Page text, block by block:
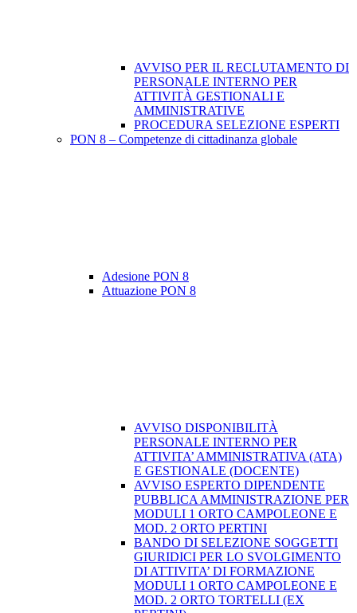
AVVISO PER IL RECLUTAMENTO DI
PERSONALE INTERNO PER
ATTIVITÀ GESTIONALI E
AMMINISTRATIVE
PROCEDURA SELEZIONE ESPERTI
PON 8 – Competenze di cittadinanza globale
Adesione PON 8
Attuazione PON 8
AVVISO DISPONIBILITÀ
PERSONALE INTERNO PER
ATTIVITA’ AMMINISTRATIVA (ATA)
E GESTIONALE (DOCENTE)
AVVISO ESPERTO DIPENDENTE
PUBBLICA AMMINISTRAZIONE PER
MODULI 1 ORTO CAMPOLEONE E
MOD. 2 ORTO PERTINI
BANDO DI SELEZIONE SOGGETTI
GIURIDICI PER LO SVOLGIMENTO
DI ATTIVITA’ DI FORMAZIONE
MODULI 1 ORTO CAMPOLEONE E
MOD. 2 ORTO TORTELLI (EX